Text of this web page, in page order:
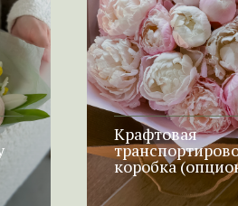
Крафтовая
коробка